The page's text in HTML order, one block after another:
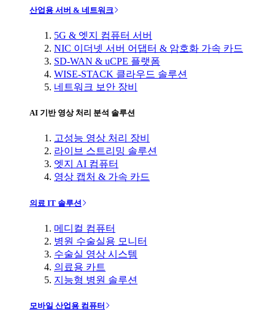
산업용 서버 & 네트워크
5G & 엣지 컴퓨터 서버
NIC 이더넷 서버 어댑터 & 암호화 가속 카드
SD-WAN & uCPE 플랫폼
WISE-STACK 클라우드 솔루션
네트워크 보안 장비
AI 기반 영상 처리 분석 솔루션
고성능 영상 처리 장비
라이브 스트리밍 솔루션
엣지 AI 컴퓨터
영상 캡처 & 가속 카드
의료 IT 솔루션
메디컬 컴퓨터
병원 수술실용 모니터
수술실 영상 시스템
의료용 카트
지능형 병원 솔루션
모바일 산업용 컴퓨터